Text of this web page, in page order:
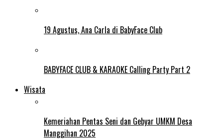
19 Agustus, Ana Carla di BabyFace Club
BABYFACE CLUB & KARAOKE Calling Party Part 2
Wisata
Kemeriahan Pentas Seni dan Gebyar UMKM Desa
Manggihan 2025